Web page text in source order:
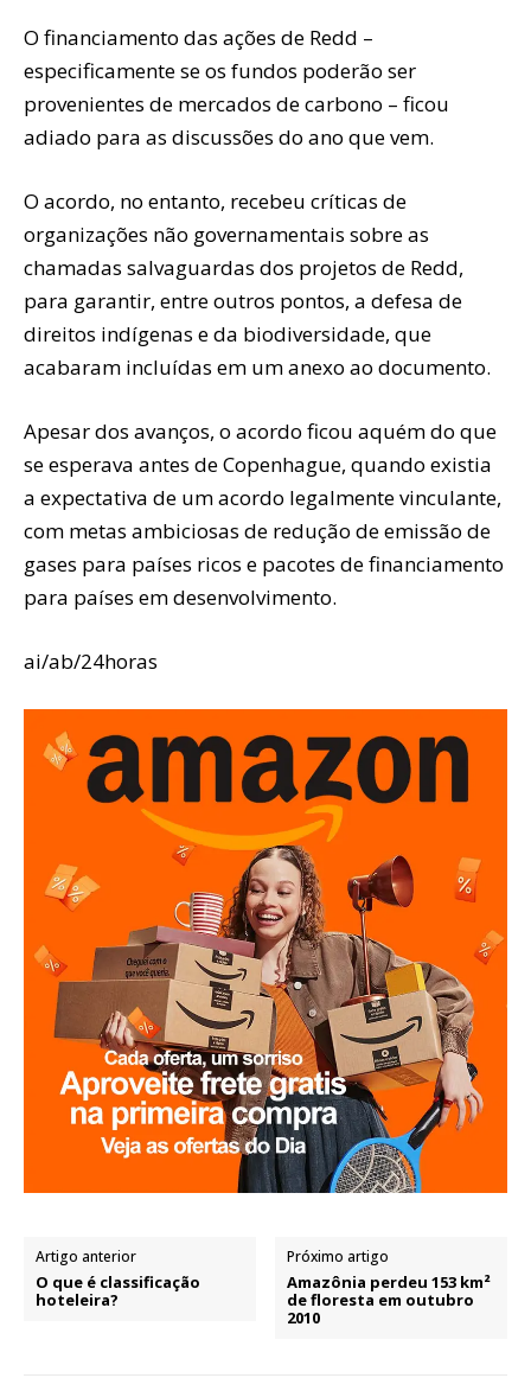
O financiamento das ações de Redd –
especificamente se os fundos poderão ser
provenientes de mercados de carbono – ficou
adiado para as discussões do ano que vem.
O acordo, no entanto, recebeu críticas de
organizações não governamentais sobre as
chamadas salvaguardas dos projetos de Redd,
para garantir, entre outros pontos, a defesa de
direitos indígenas e da biodiversidade, que
acabaram incluídas em um anexo ao documento.
Apesar dos avanços, o acordo ficou aquém do que
se esperava antes de Copenhague, quando existia
a expectativa de um acordo legalmente vinculante,
com metas ambiciosas de redução de emissão de
gases para países ricos e pacotes de financiamento
para países em desenvolvimento.
ai/ab/24horas
Artigo anterior
O que é classificação
hoteleira?
Próximo artigo
Amazônia perdeu 153 km²
de floresta em outubro
2010